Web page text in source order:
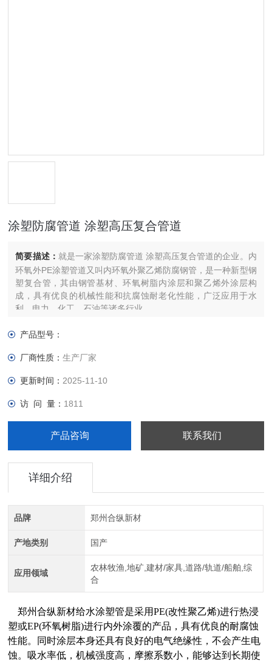
涂塑防腐管道 涂塑高压复合管道
简要描述： 就是一家涂塑防腐管道 涂塑高压复合管道的企业。内
环氧外PE涂塑管道又叫内环氧外聚乙烯防腐钢管，是一种新型钢
塑复合管，其由钢管基材、环氧树脂内涂层和聚乙烯外涂层构
成，具有优良的机械性能和抗腐蚀耐老化性能，广泛应用于水
利、电力、化工、石油等诸多行业。
产品型号：
厂商性质：生产厂家
更新时间： 2025-11-10
访 问 量： 1811
产品咨询 联系我们
详细介绍
品牌 郑州合纵新材
产地类别 国产
应用领域
农林牧渔,地矿,建材/家具,道路/轨道/船舶,综
合
郑州合纵新材给水涂塑管是采用PE(改性聚乙烯)进行热浸
塑或EP(环氧树脂)进行内外涂覆的产品，具有优良的耐腐蚀
性能。同时涂层本身还具有良好的电气绝缘性，不会产生电
蚀。吸水率低，机械强度高，摩擦系数小，能够达到长期使